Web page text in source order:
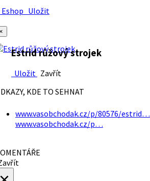
Uložit
Estrid růžový strojek
Uložit Zavřít
KDE TO SEHNAT
www.vasobchodak.cz/p/80576/estrid…
www.vasobchodak.cz/p…